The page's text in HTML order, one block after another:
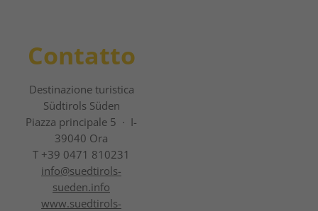
Contatto
Destinazione turistica
Südtirols Süden
Piazza principale 5 · I-
39040 Ora
T +39 0471 810231
info@suedtirols-
sueden.info
www.suedtirols-